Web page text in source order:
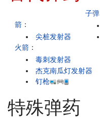
箭 ：
尖桩发射器
子弹
火箭 ：
毒刺发射器
杰克南瓜灯发射器
钉枪
特殊弹药